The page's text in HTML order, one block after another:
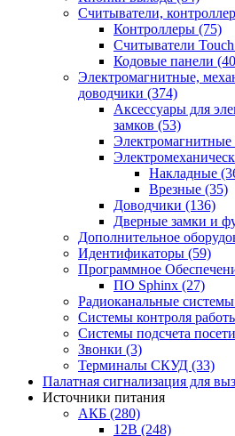
Считыватели,
Контроллеры (75)
Считыватели
Кодовые панели
Электромагнитные,
доводчики (374)
Аксессуары для
замков (53)
Электромагнитные
Накладные
Врезные (35)
Доводчики (136)
Дверные замки и
Дополнительное
Идентификаторы (59)
Программное
ПО Sphinx (27)
Радиоканальные системы
Системы контроля
Системы подсчета
Звонки (3)
Терминалы СКУД (33)
Палатная сигнализация для
Источники питания
АКБ (280)
12В (248)